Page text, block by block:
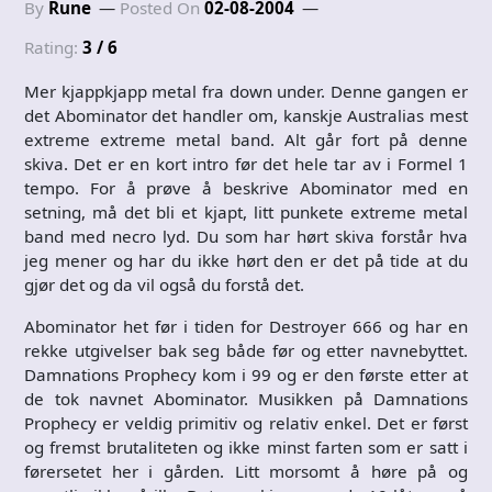
By Rune Posted On 02-08-2004
Rating: 3 / 6
Mer kjappkjapp metal fra down under. Denne gangen er
det Abominator det handler om, kanskje Australias mest
extreme extreme metal band. Alt går fort på denne
skiva. Det er en kort intro før det hele tar av i Formel 1
tempo. For å prøve å beskrive Abominator med en
setning, må det bli et kjapt, litt punkete extreme metal
band med necro lyd. Du som har hørt skiva forstår hva
jeg mener og har du ikke hørt den er det på tide at du
gjør det og da vil også du forstå det.
Abominator het før i tiden for Destroyer 666 og har en
rekke utgivelser bak seg både før og etter navnebyttet.
Damnations Prophecy kom i 99 og er den første etter at
de tok navnet Abominator. Musikken på Damnations
Prophecy er veldig primitiv og relativ enkel. Det er først
og fremst brutaliteten og ikke minst farten som er satt i
førersetet her i gården. Litt morsomt å høre på og